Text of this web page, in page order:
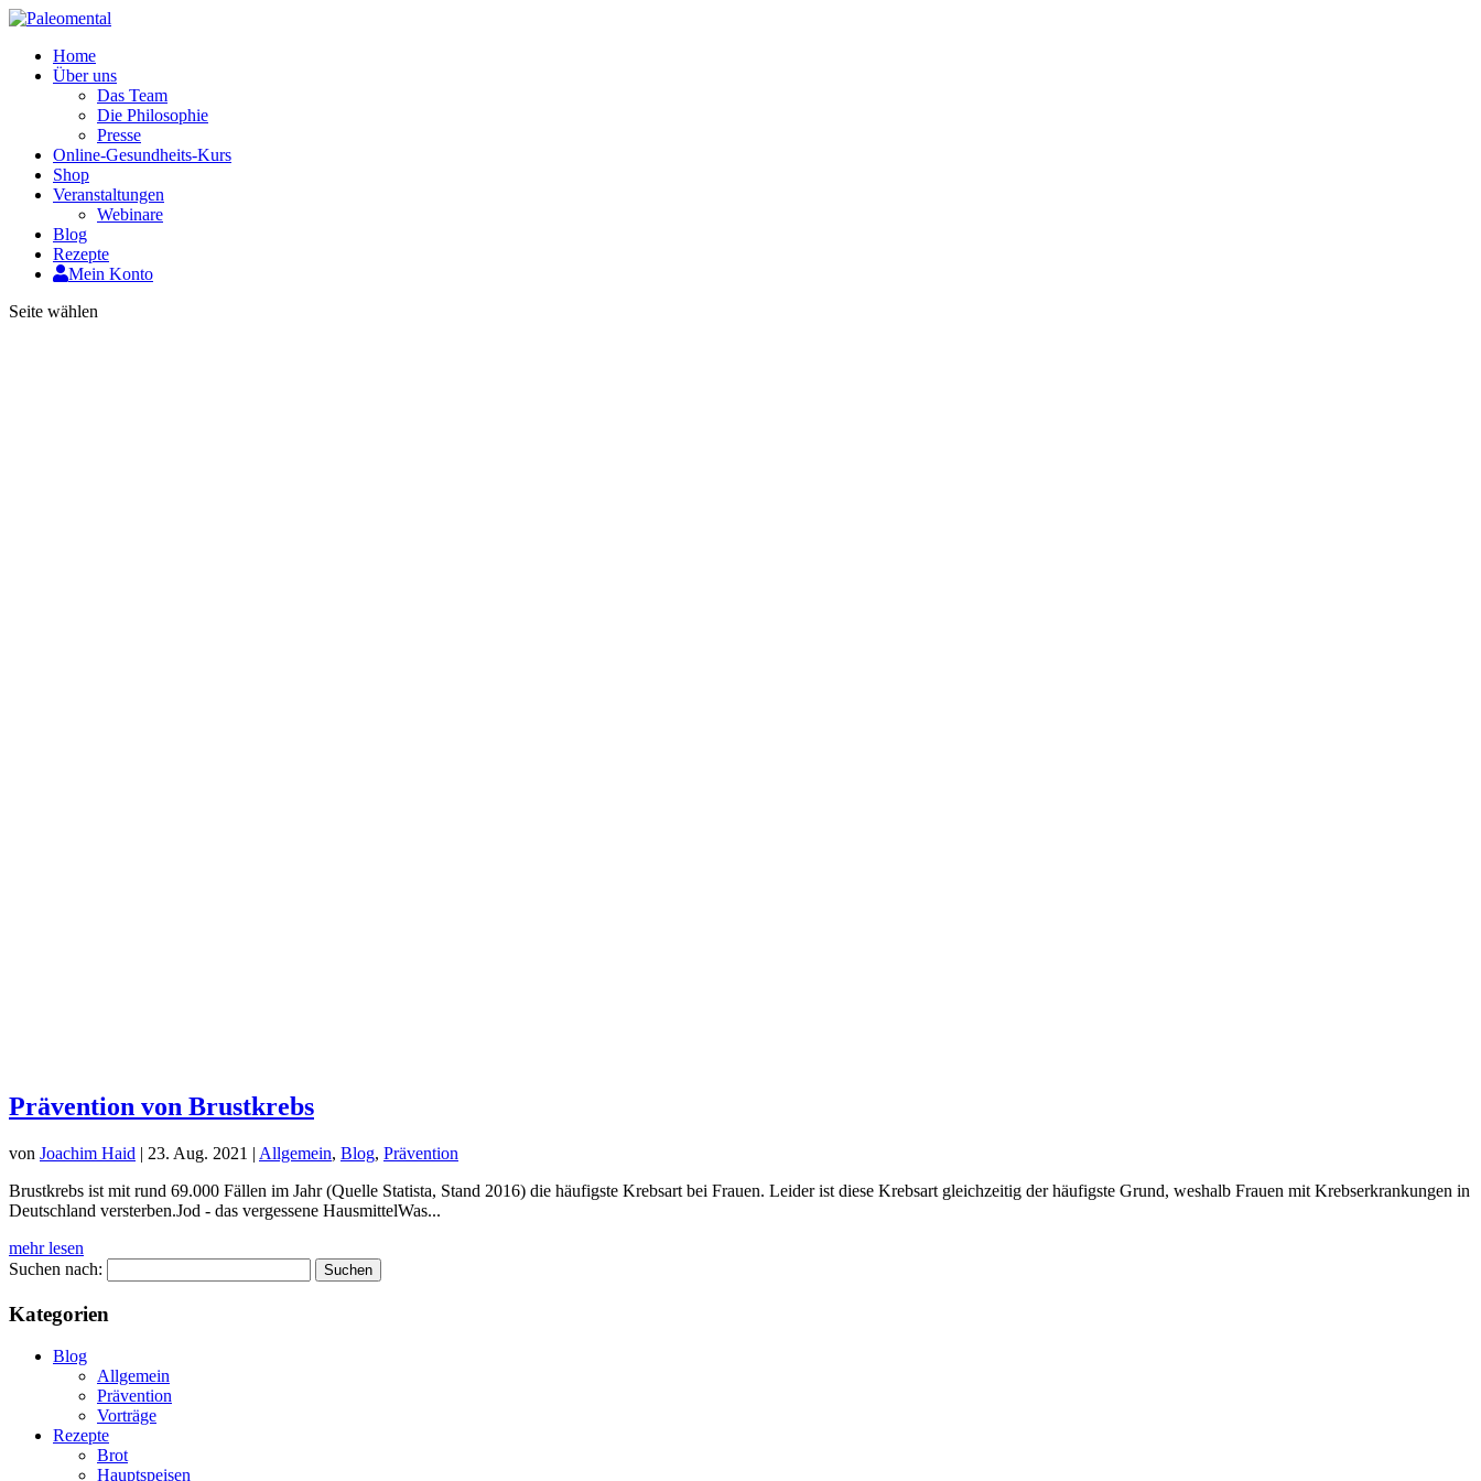
Home
Über uns
Das Team
Die Philosophie
Presse
Online-Gesundheits-Kurs
Shop
Veranstaltungen
Webinare
Blog
Rezepte
Mein Konto
Seite wählen
Prävention von Brustkrebs
von Joachim Haid | 23. Aug. 2021 | Allgemein, Blog, Prävention
Brustkrebs ist mit rund 69.000 Fällen im Jahr (Quelle Statista, Stand 2016) die häufigste Krebsart bei Frauen. Leider ist diese Krebsart gleichzeitig der häufigste Grund, weshalb Frauen mit Krebserkrankungen in
Deutschland versterben.Jod - das vergessene HausmittelWas...
mehr lesen
Suchen nach:
Kategorien
Blog
Allgemein
Prävention
Vorträge
Rezepte
Brot
Hauptspeisen